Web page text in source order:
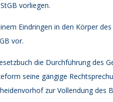
vorliegen.
Eindringen in den Körper
vor.
die Durchführung des
seine gängige
zur Vollendung des